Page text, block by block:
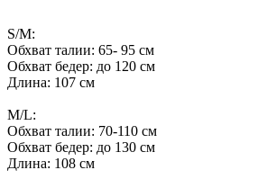
S/M:
Обхват талии: 65- 95 см
Обхват бедер: до 120 см
Длина: 107 см
M/L:
Обхват талии: 70-110 см
Обхват бедер: до 130 см
Длина: 108 см